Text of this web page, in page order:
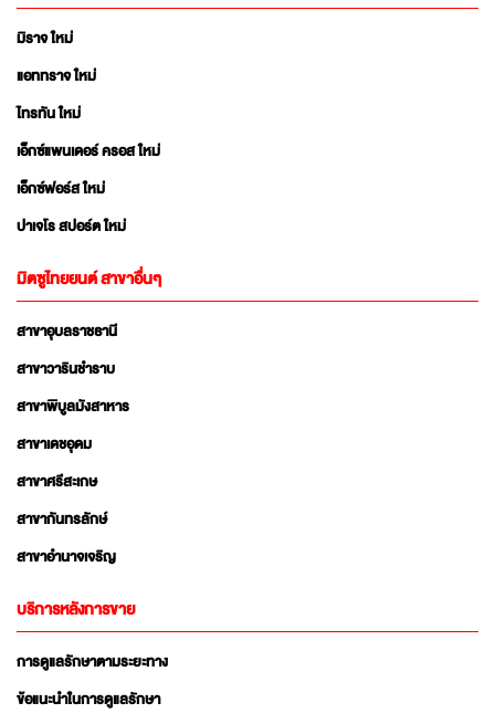
มิราจ ใหม่
แอททราจ ใหม่
ไทรทัน ใหม่
เอ็กซ์แพนเดอร์ ครอส ใหม่
เอ็กซ์ฟอร์ส ใหม่
ปาเจโร สปอร์ต ใหม่
มิตซูไทยยนต์ สาขาอื่นๆ
สาขาอุบลราชธานี
สาขาวารินชำราบ
สาขาพิบูลมังสาหาร
สาขาเดชอุดม
สาขาศรีสะเกษ
สาขากันทรลักษ์
สาขาอำนาจเจริญ
บริการหลังการขาย
การดูแลรักษาตามระยะทาง
ข้อแนะนำในการดูแลรักษา